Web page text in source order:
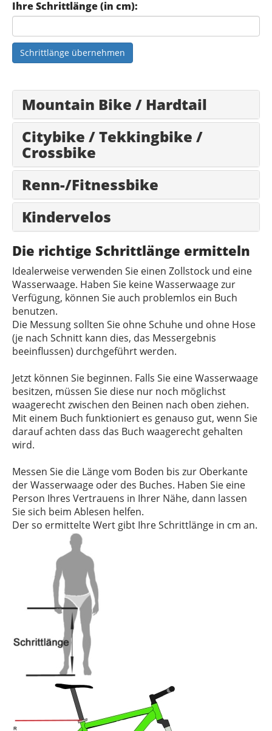
Ihre Schrittlänge (in cm):
Schrittlänge übernehmen
Mountain Bike / Hardtail
Citybike / Tekkingbike /
Crossbike
Renn-/Fitnessbike
Kindervelos
Die richtige Schrittlänge ermitteln
Idealerweise verwenden Sie einen Zollstock und eine
Wasserwaage. Haben Sie keine Wasserwaage zur
Verfügung, können Sie auch problemlos ein Buch
benutzen.
Die Messung sollten Sie ohne Schuhe und ohne Hose
(je nach Schnitt kann dies, das Messergebnis
beeinflussen) durchgeführt werden.
Jetzt können Sie beginnen. Falls Sie eine Wasserwaage
besitzen, müssen Sie diese nur noch möglichst
waagerecht zwischen den Beinen nach oben ziehen.
Mit einem Buch funktioniert es genauso gut, wenn Sie
darauf achten dass das Buch waagerecht gehalten
wird.
Messen Sie die Länge vom Boden bis zur Oberkante
der Wasserwaage oder des Buches. Haben Sie eine
Person Ihres Vertrauens in Ihrer Nähe, dann lassen
Sie sich beim Ablesen helfen.
Der so ermittelte Wert gibt Ihre Schrittlänge in cm an.